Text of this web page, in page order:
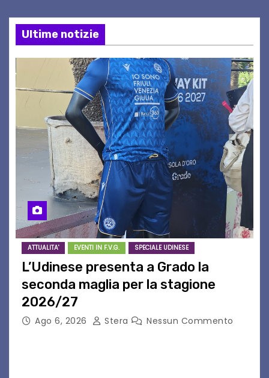
Ultime notizie
ATTUALITA' EVENTI IN F.V.G. SPECIALE UDINESE
L’Udinese presenta a Grado la
seconda maglia per la stagione
2026/27
Ago 6, 2026 Stera Nessun Commento